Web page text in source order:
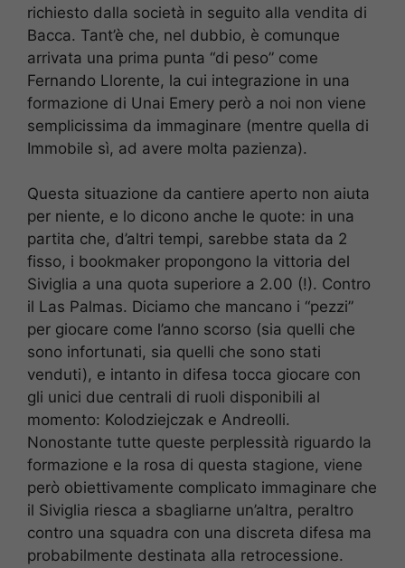
richiesto dalla società in seguito alla vendita di
Bacca. Tant’è che, nel dubbio, è comunque
arrivata una prima punta “di peso” come
Fernando Llorente, la cui integrazione in una
formazione di Unai Emery però a noi non viene
semplicissima da immaginare (mentre quella di
Immobile sì, ad avere molta pazienza).
Questa situazione da cantiere aperto non aiuta
per niente, e lo dicono anche le quote: in una
partita che, d’altri tempi, sarebbe stata da 2
fisso, i bookmaker propongono la vittoria del
Siviglia a una quota superiore a 2.00 (!). Contro
il Las Palmas. Diciamo che mancano i “pezzi”
per giocare come l’anno scorso (sia quelli che
sono infortunati, sia quelli che sono stati
venduti), e intanto in difesa tocca giocare con
gli unici due centrali di ruoli disponibili al
momento: Kolodziejczak e Andreolli.
Nonostante tutte queste perplessità riguardo la
formazione e la rosa di questa stagione, viene
però obiettivamente complicato immaginare che
il Siviglia riesca a sbagliarne un’altra, peraltro
contro una squadra con una discreta difesa ma
probabilmente destinata alla retrocessione.